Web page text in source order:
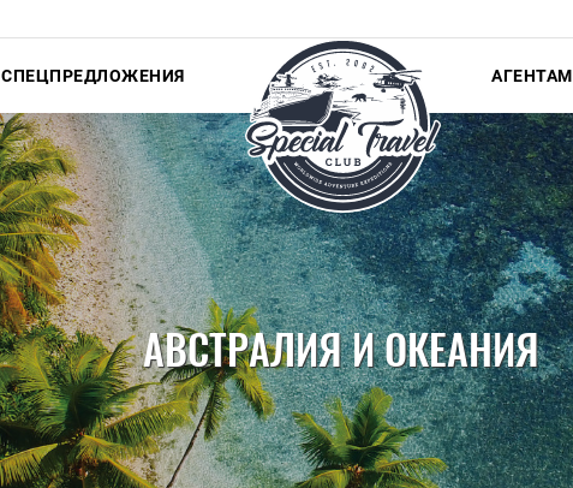
СПЕЦПРЕДЛОЖЕНИЯ АГЕНТАМ
АВСТРАЛИЯ И ОКЕАНИЯ